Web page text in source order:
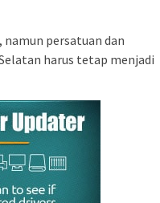
namun persatuan dan
harus tetap menjadi